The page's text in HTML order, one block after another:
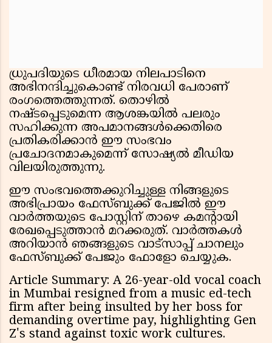
ധ്രുപദിയുടെ ധീരമായ നിലപാടിനെ
അഭിനന്ദിച്ചുകൊണ്ട് നിരവധി പേരാണ്
രംഗത്തെത്തുന്നത്. തൊഴിൽ
നഷ്ടപ്പെടുമെന്ന ആശങ്കയിൽ പലരും
സഹിക്കുന്ന അപമാനങ്ങൾക്കെതിരെ
പ്രതികരിക്കാൻ ഈ സംഭവം
പ്രചോദനമാകുമെന്ന് സോഷ്യൽ മീഡിയ
വിലയിരുത്തുന്നു.
ഈ സംഭവത്തെക്കുറിച്ചുള്ള നിങ്ങളുടെ
അഭിപ്രായം ഫേസ്ബുക്ക് പേജിൽ ഈ
വാർത്തയുടെ പോസ്റ്റിന് താഴെ കമന്റായി
രേഖപ്പെടുത്താൻ മറക്കരുത്. വാർത്തകൾ
അറിയാൻ ഞങ്ങളുടെ വാട്സാപ്പ് ചാനലും
ഫേസ്ബുക്ക് പേജും ഫോളോ ചെയ്യുക.
Article Summary: A 26-year-old vocal coach
in Mumbai resigned from a music ed-tech
firm after being insulted by her boss for
demanding overtime pay, highlighting Gen
Z's stand against toxic work cultures.